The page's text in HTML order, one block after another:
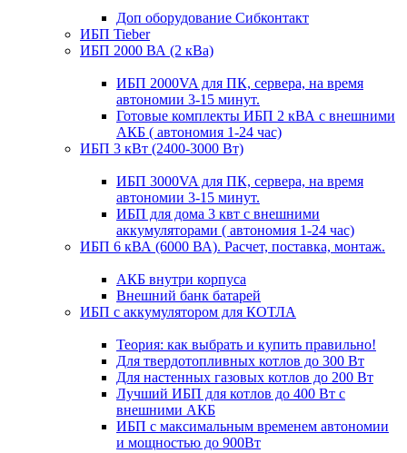
Доп оборудование Сибконтакт
ИБП Tieber
ИБП 2000 ВА (2 кВа)
ИБП 2000VA для ПК, сервера, на время
автономии 3-15 минут.
Готовые комплекты ИБП 2 кВА с внешними
АКБ ( автономия 1-24 час)
ИБП 3 кВт (2400-3000 Вт)
ИБП 3000VA для ПК, сервера, на время
автономии 3-15 минут.
ИБП для дома 3 квт с внешними
аккумуляторами ( автономия 1-24 час)
ИБП 6 кВА (6000 ВА). Расчет, поставка, монтаж.
АКБ внутри корпуса
Внешний банк батарей
ИБП с аккумулятором для КОТЛА
Теория: как выбрать и купить правильно!
Для твердотопливных котлов до 300 Вт
Для настенных газовых котлов до 200 Вт
Лучший ИБП для котлов до 400 Вт с
внешними АКБ
ИБП с максимальным временем автономии
и мощностью до 900Вт